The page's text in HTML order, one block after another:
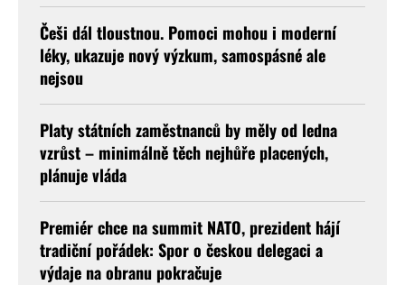
Češi dál tloustnou. Pomoci mohou i moderní
léky, ukazuje nový výzkum, samospásné ale
nejsou
Platy státních zaměstnanců by měly od ledna
vzrůst – minimálně těch nejhůře placených,
plánuje vláda
Premiér chce na summit NATO, prezident hájí
tradiční pořádek: Spor o českou delegaci a
výdaje na obranu pokračuje